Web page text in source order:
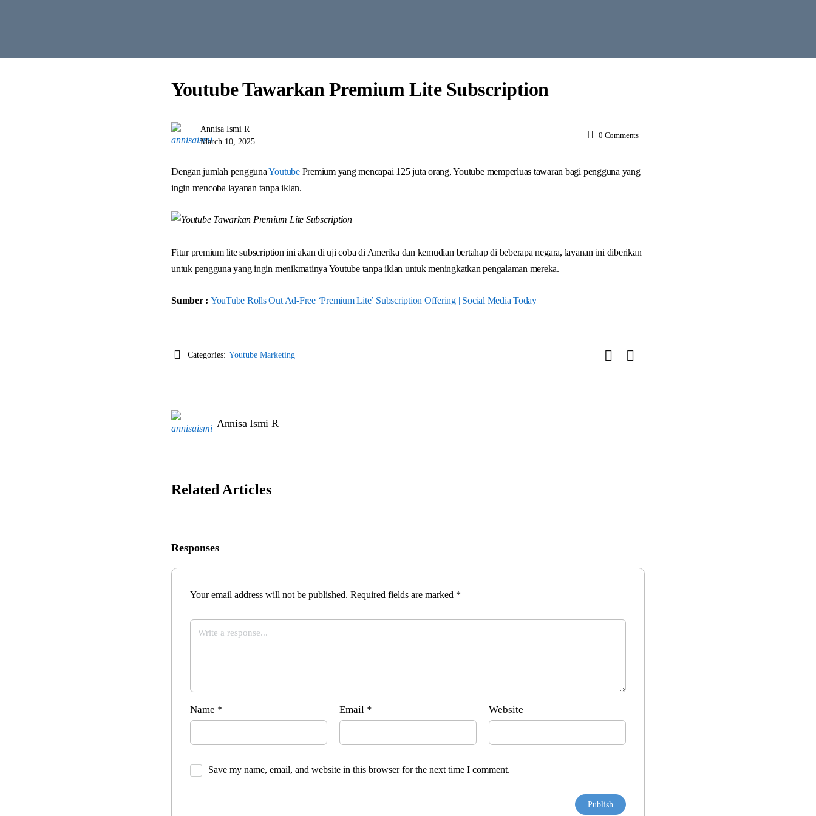
Youtube Tawarkan Premium Lite Subscription
Annisa Ismi R
March 10, 2025
0 Comments
Dengan jumlah penggunaYoutube Premium yang mencapai 125 juta orang, Youtube memperluas tawaran bagi pengguna yang
ingin mencoba layanan tanpa iklan.
Fitur premium lite subscription ini akan di uji coba di Amerika dan kemudian bertahap di beberapa negara, layanan ini diberikan
untuk pengguna yang ingin menikmatinya Youtube tanpa iklan untuk meningkatkan pengalaman mereka.
Sumber : YouTube Rolls Out Ad-Free ‘Premium Lite’ Subscription Offering | Social Media Today
Categories: Youtube Marketing
Annisa Ismi R
Related Articles
Responses
Your email address will not be published. Required fields are marked *
Name * Email * Website
Save my name, email, and website in this browser for the next time I comment.